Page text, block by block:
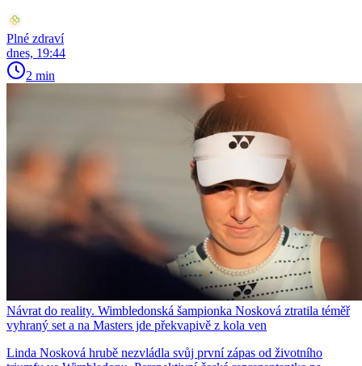
Plné zdraví
dnes, 19:44
2 min
Návrat do reality. Wimbledonská šampionka Nosková ztratila téměř
vyhraný set a na Masters jde překvapivě z kola ven
Linda Nosková hrubě nezvládla svůj první zápas od životního